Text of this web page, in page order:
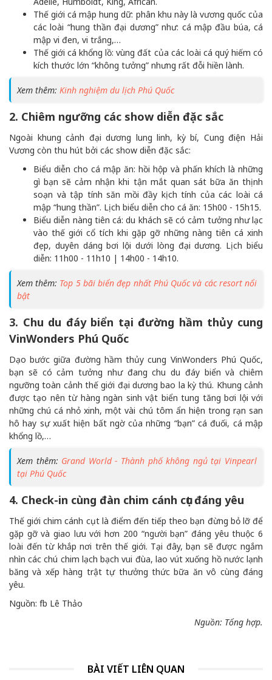
Thế giới cá mập hung dữ: phân khu này là vương quốc của
các loài “hung thần đại dương” như: cá mập đầu búa, cá
mập vi đen, vi trắng,…
Thế giới cá khổng lồ: vùng đất của các loài cá quý hiếm có
kích thước lớn “không tưởng” nhưng rất đỗi hiền lành.
Xem thêm: Kinh nghiệm du lịch Phú Quốc
2. Chiêm ngưỡng các show diễn đặc sắc
Ngoài khung cảnh đại dương lung linh, kỳ bí, Cung điện Hải
Vương còn thu hút bởi các show diễn đặc sắc:
Biểu diễn cho cá mập ăn: hồi hộp và phấn khích là những
gì bạn sẽ cảm nhận khi tận mắt quan sát bữa ăn thịnh
soạn và tập tính săn mồi đầy kịch tính của các loài cá
mập “hung thần”. Lịch biểu diễn cho cá ăn: 15h00 - 15h15.
Biểu diễn nàng tiên cá: du khách sẽ có cảm tưởng như lạc
vào thế giới cổ tích khi gặp gỡ những nàng tiên cá xinh
đẹp, duyên dáng bơi lội dưới lòng đại dương. Lịch biểu
diễn: 11h00 - 11h10 | 14h00 - 14h10.
Xem thêm: Top 5 bãi biển đẹp nhất Phú Quốc và các resort nổi
bật
3. Chu du đáy biển tại đường hầm thủy cung
VinWonders Phú Quốc
Dạo bước giữa đường hầm thủy cung VinWonders Phú Quốc,
bạn sẽ có cảm tưởng như đang chu du đáy biển và chiêm
ngưỡng toàn cảnh thế giới đại dương bao la kỳ thú. Khung cảnh
được tạo nên từ hàng ngàn sinh vật biển tung tăng bơi lội với
những chú cá nhỏ xinh, một vài chú tôm ẩn hiện trong rạn san
hô hay sự xuất hiện bất ngờ của những “bạn” cá đuối, cá mập
khổng lồ,…
Xem thêm: Grand World - Thành phố không ngủ tại Vinpearl
tại Phú Quốc
4. Check-in cùng đàn chim cánh cụt đáng yêu
Thế giới chim cánh cụt là điểm đến tiếp theo bạn đừng bỏ lỡ để
gặp gỡ và giao lưu với hơn 200 “người bạn” đáng yêu thuộc 6
loài đến từ khắp nơi trên thế giới. Tại đây, bạn sẽ được ngắm
nhìn các chú chim lạch bạch vui đùa, lao vút xuống hồ nước lạnh
băng và xếp hàng trật tự thưởng thức bữa ăn vô cùng đáng
yêu.
Nguồn: fb Lê Thảo
Nguồn: Tổng hợp.
BÀI VIẾT LIÊN QUAN